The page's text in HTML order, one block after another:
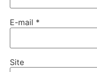
E-mail *
Site